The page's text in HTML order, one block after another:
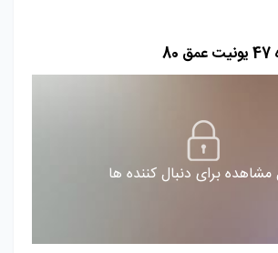
مشاهده برای دنبال کننده ها